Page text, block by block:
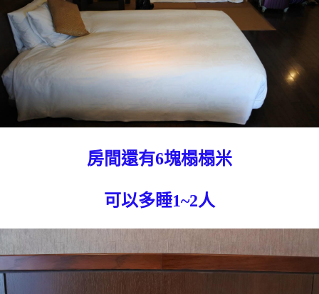
房間還有6塊榻榻米
可以多睡1~2人